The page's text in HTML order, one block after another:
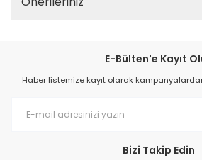
E-Bülten'e Kayıt
Haber listemize kayıt olarak
Bizi Takip Edin